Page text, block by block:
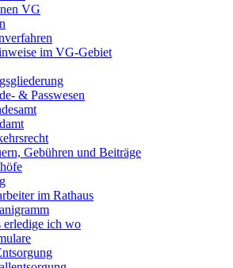
VG
im VG-Gebiet
& Passwesen
Gebühren und Beiträge
im Rathaus
erledige ich wo